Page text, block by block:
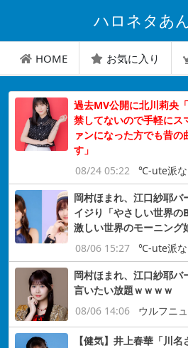
ハロネタあ
HOME お気に入り
過去MV公開に北川莉央
禁してないので手軽にス
ァンになった方でも昔の
す」
08/24 05:22
℃-ute派
岡村ほまれ、江口紗耶バ
イジり「やさしい世界の
激しい世界のモーニング
08/06 15:27
℃-ute派
岡村ほまれ、江口紗耶バ
言いたい放題ｗｗｗｗ
08/06 14:06
ウルフニ
【健気】井上春華「川